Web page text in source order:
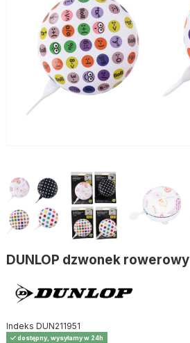
DUNLOP dzwonek rowerowy
Indeks DUN211951
dostępny, wysyłamy w 24h